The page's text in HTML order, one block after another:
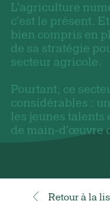
L'agriculture
c'est le présent.
bien compris en
de sa stratégie
secteur agricole.
Pourtant, ce
considérables :
les jeunes talents
de main-d'œuvre
Retour à la